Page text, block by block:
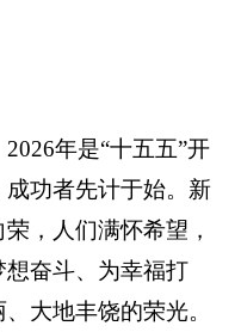
年是“十五五”开
功者先计于始。新
，人们满怀希望，
奋斗、为幸福打
大地丰饶的荣光。